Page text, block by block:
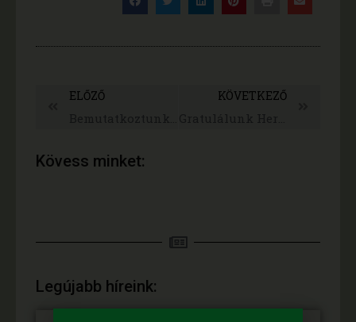
ELŐZŐ KÖVETKEZŐ
Kövess minket:
Legújabb híreink: